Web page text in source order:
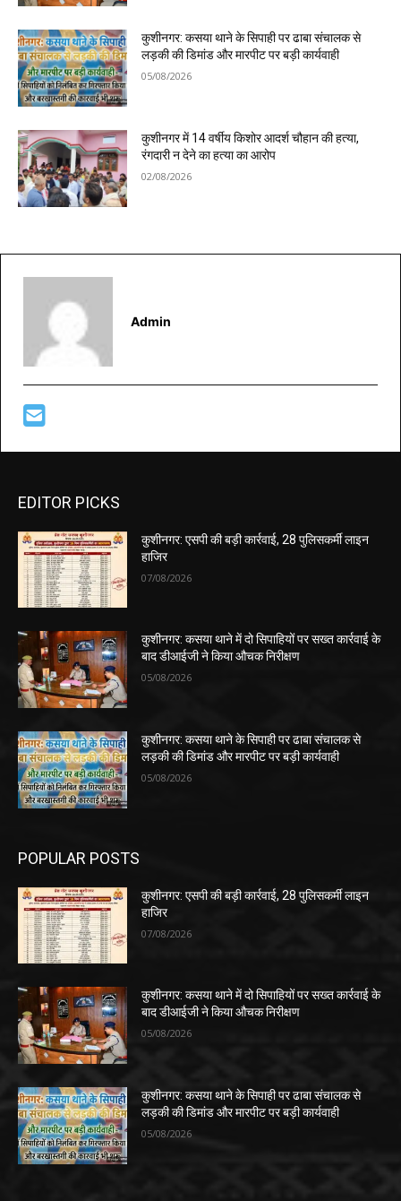
कुशीनगर: कसया थाने के सिपाही पर ढाबा संचालक से
लड़की की डिमांड और मारपीट पर बड़ी कार्यवाही
05/08/2026
कुशीनगर में 14 वर्षीय किशोर आदर्श चौहान की हत्या,
रंगदारी न देने का हत्या का आरोप
02/08/2026
Admin
EDITOR PICKS
कुशीनगर: एसपी की बड़ी कार्रवाई, 28 पुलिसकर्मी लाइन
हाजिर
07/08/2026
कुशीनगर: कसया थाने में दो सिपाहियों पर सख्त कार्रवाई के
बाद डीआईजी ने किया औचक निरीक्षण
05/08/2026
कुशीनगर: कसया थाने के सिपाही पर ढाबा संचालक से
लड़की की डिमांड और मारपीट पर बड़ी कार्यवाही
05/08/2026
POPULAR POSTS
कुशीनगर: एसपी की बड़ी कार्रवाई, 28 पुलिसकर्मी लाइन
हाजिर
07/08/2026
कुशीनगर: कसया थाने में दो सिपाहियों पर सख्त कार्रवाई के
बाद डीआईजी ने किया औचक निरीक्षण
05/08/2026
कुशीनगर: कसया थाने के सिपाही पर ढाबा संचालक से
लड़की की डिमांड और मारपीट पर बड़ी कार्यवाही
05/08/2026